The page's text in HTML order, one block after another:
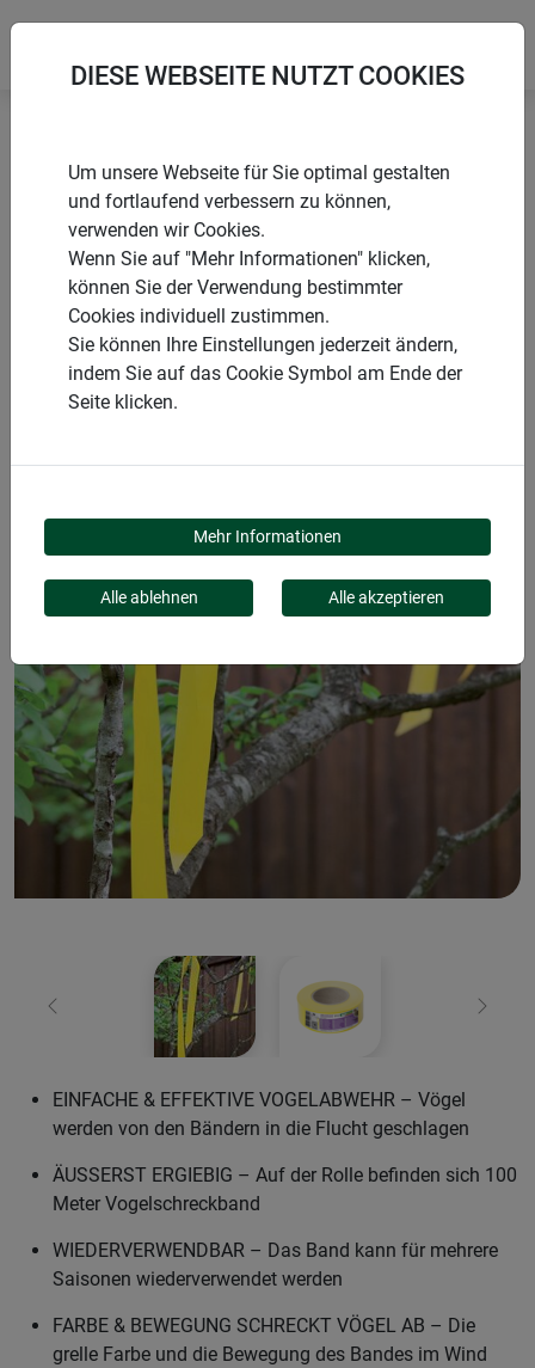
Startseite Vögel & Tauben Vogelschreckband
PRODUKTE
VOGELSCHRECKBAND
Zurück Weiter
EINFACHE & EFFEKTIVE VOGELABWEHR – Vögel
werden von den Bändern in die Flucht geschlagen
ÄUSSERST ERGIEBIG – Auf der Rolle befinden sich 100
Meter Vogelschreckband
WIEDERVERWENDBAR – Das Band kann für mehrere
Saisonen wiederverwendet werden
FARBE & BEWEGUNG SCHRECKT VÖGEL AB – Die
grelle Farbe und die Bewegung des Bandes im Wind
DIESE WEBSEITE NUTZT COOKIES
Um unsere Webseite für Sie optimal gestalten
und fortlaufend verbessern zu können,
verwenden wir Cookies.
Wenn Sie auf "Mehr Informationen" klicken,
können Sie der Verwendung bestimmter
Cookies individuell zustimmen.
Sie können Ihre Einstellungen jederzeit ändern,
indem Sie auf das Cookie Symbol am Ende der
Seite klicken.
Mehr Informationen
Alle ablehnen Alle akzeptieren